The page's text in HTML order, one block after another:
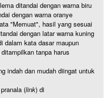
ditandai dengan warna biru
dengan warna oranye
"Memuat", hasil yang sesuai
dengan latar warna kuning
dalam kata dasar maupun
tanpa harus
indah dan mudah diingat untuk
(link) di